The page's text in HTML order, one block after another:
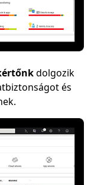
dolgozik
és